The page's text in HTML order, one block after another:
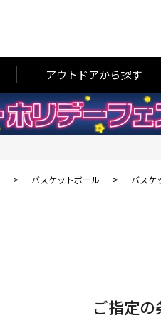
アウトドアから探す
> バスケットボール > バスケ
ご指定の